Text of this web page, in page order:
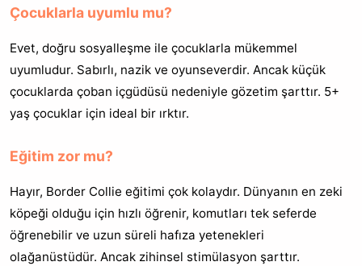
Çocuklarla uyumlu mu?
Evet, doğru sosyalleşme ile çocuklarla mükemmel
uyumludur. Sabırlı, nazik ve oyunseverdir. Ancak küçük
çocuklarda çoban içgüdüsü nedeniyle gözetim şarttır. 5+
yaş çocuklar için ideal bir ırktır.
Eğitim zor mu?
Hayır, Border Collie eğitimi çok kolaydır. Dünyanın en zeki
köpeği olduğu için hızlı öğrenir, komutları tek seferde
öğrenebilir ve uzun süreli hafıza yetenekleri
olağanüstüdür. Ancak zihinsel stimülasyon şarttır.